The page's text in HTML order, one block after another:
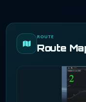
ROUTE
Route